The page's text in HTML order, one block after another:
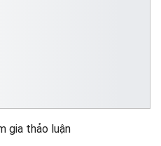
gia thảo luận